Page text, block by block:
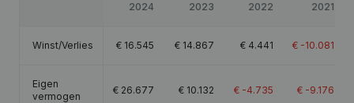
2024 2023 2022 2021
Winst/Verlies € 16.545 € 14.867 € 4.441 € -10.081
Eigen
vermogen
€ 26.677 € 10.132 € -4.735 € -9.176